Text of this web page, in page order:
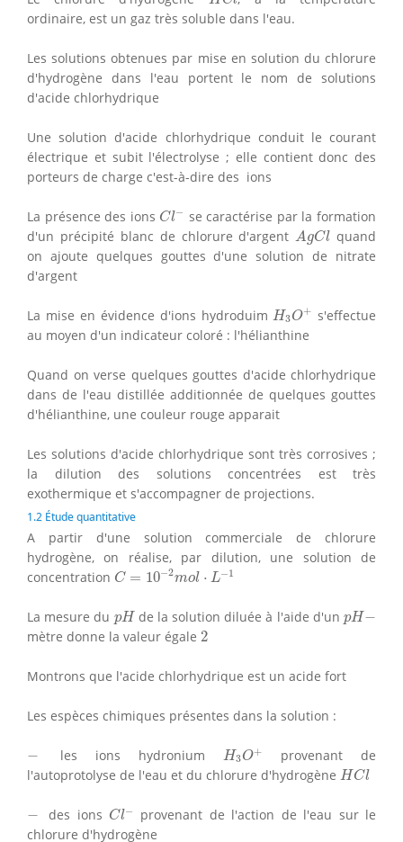
ordinaire, est un gaz très soluble dans l'eau.
Les solutions obtenues par mise en solution du chlorure
d'hydrogène dans l'eau portent le nom de solutions
d'acide chlorhydrique
Une solution d'acide chlorhydrique conduit le courant
électrique et subit l'électrolyse ; elle contient donc des
porteurs de charge c'est-à-dire des ions
La présence des ions Cl−
Cl− se caractérise par la formation
d'un précipité blanc de chlorure d'argent AgCl
A gCl quand
on ajoute quelques gouttes d'une solution de nitrate
d'argent
La mise en évidence d'ions hydroduim H3O+
H3O+ s'effectue
au moyen d'un indicateur coloré : l'hélianthine
Quand on verse quelques gouttes d'acide chlorhydrique
dans de l'eau distillée additionnée de quelques gouttes
d'hélianthine, une couleur rouge apparait
Les solutions d'acide chlorhydrique sont très corrosives ;
la dilution des solutions concentrées est très
exothermique et s'accompagner de projections.
1.2 Étude quantitative
A partir d'une solution commerciale de chlorure
hydrogène, on réalise, par dilution, une solution de
concentration C = 10−2mol ⋅ L−1
C=10−2mol⋅ −1
La mesure du pH
pHde la solution diluée à l'aide d'unpH−
pH
mètre donne la valeur égale 2
2
Montrons que l'acide chlorhydrique est un acide fort
Les espèces chimiques présentes dans la solution :
−
− les ions hydronium H3O+
H3O+ provenant de
l'autoprotolyse de l'eau et du chlorure d'hydrogène HCl
HCl
−
− des ions Cl−
Cl− provenant de l'action de l'eau sur le
chlorure d'hydrogène